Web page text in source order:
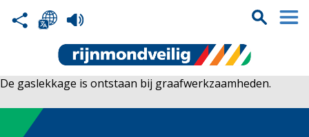
De gaslekkage is ontstaan bij graafwerkzaamheden.